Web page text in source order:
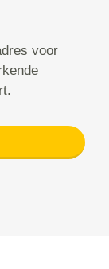
voor